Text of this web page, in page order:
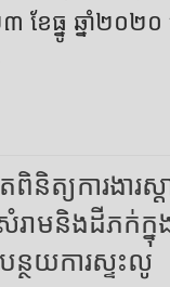
៣ ខែធ្នូ ឆ្នាំ២០
ពិនិត្យការងា
មនិងដីភក់ក្នុង
ថយការស្ទះលូ